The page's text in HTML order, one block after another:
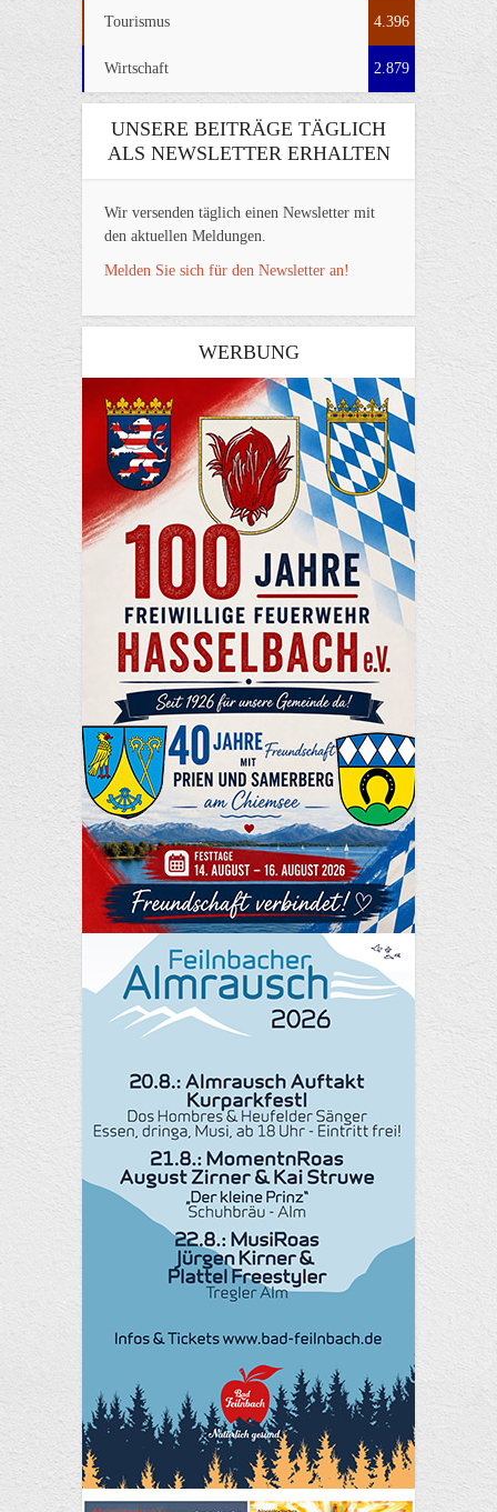
Tourismus 4.396
Wirtschaft 2.879
UNSERE BEITRÄGE TÄGLICH
ALS NEWSLETTER ERHALTEN
Wir versenden täglich einen Newsletter mit
den aktuellen Meldungen.
Melden Sie sich für den Newsletter an!
WERBUNG